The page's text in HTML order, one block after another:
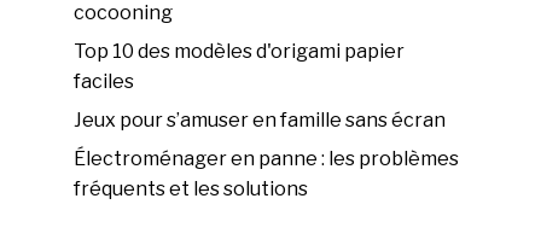
cocooning
Top 10 des modèles d'origami papier
faciles
Jeux pour s’amuser en famille sans écran
Électroménager en panne : les problèmes
fréquents et les solutions